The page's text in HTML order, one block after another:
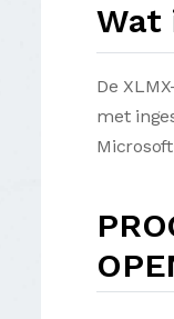
Wat
De
met